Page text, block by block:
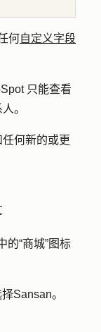
何自定义字段
只能查看
。
何新的或更
的“商城”图标
择Sansan。